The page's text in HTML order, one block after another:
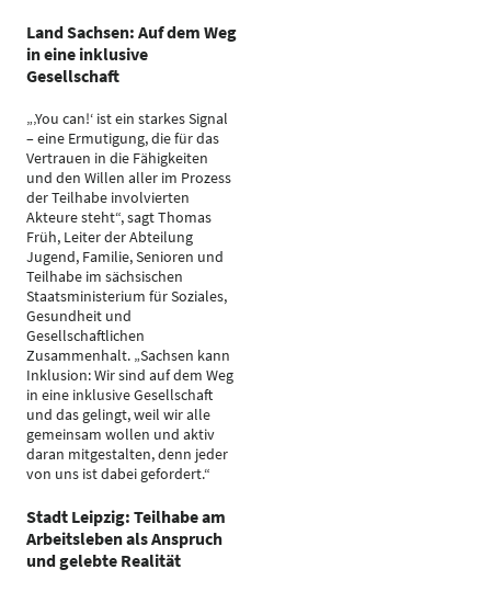
Land Sachsen: Auf dem Weg
in eine inklusive
Gesellschaft
„‚You can!‘ ist ein starkes Signal
– eine Ermutigung, die für das
Vertrauen in die Fähigkeiten
und den Willen aller im Prozess
der Teilhabe involvierten
Akteure steht“, sagt Thomas
Früh, Leiter der Abteilung
Jugend, Familie, Senioren und
Teilhabe im sächsischen
Staatsministerium für Soziales,
Gesundheit und
Gesellschaftlichen
Zusammenhalt. „Sachsen kann
Inklusion: Wir sind auf dem Weg
in eine inklusive Gesellschaft
und das gelingt, weil wir alle
gemeinsam wollen und aktiv
daran mitgestalten, denn jeder
von uns ist dabei gefordert.“
Stadt Leipzig: Teilhabe am
Arbeitsleben als Anspruch
und gelebte Realität